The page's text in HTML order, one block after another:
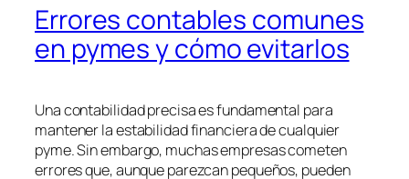
Errores contables comunes
en pymes y cómo evitarlos
Una contabilidad precisa es fundamental para
mantener la estabilidad financiera de cualquier
pyme. Sin embargo, muchas empresas cometen
errores que, aunque parezcan pequeños, pueden